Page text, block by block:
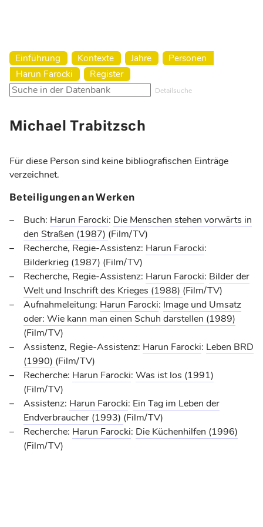
Einführung Kontexte Jahre
Personen
Harun Farocki
Register
Detailsuche
Michael Trabitzsch
Für diese Person sind keine bibliografischen Einträge
verzeichnet.
Beteiligungen an Werken
Buch: Harun Farocki: Die Menschen stehen vorwärts in
den Straßen (1987) (Film/TV)
Recherche, Regie-Assistenz: Harun Farocki:
Bilderkrieg (1987) (Film/TV)
Recherche, Regie-Assistenz: Harun Farocki: Bilder der
Welt und Inschrift des Krieges (1988) (Film/TV)
Aufnahmeleitung: Harun Farocki: Image und Umsatz
oder: Wie kann man einen Schuh darstellen (1989)
(Film/TV)
Assistenz, Regie-Assistenz: Harun Farocki: Leben BRD
(1990) (Film/TV)
Recherche: Harun Farocki: Was ist los (1991)
(Film/TV)
Assistenz: Harun Farocki: Ein Tag im Leben der
Endverbraucher (1993) (Film/TV)
Recherche: Harun Farocki: Die Küchenhilfen (1996)
(Film/TV)